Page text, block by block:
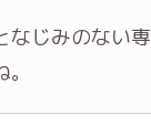
なじみのない専